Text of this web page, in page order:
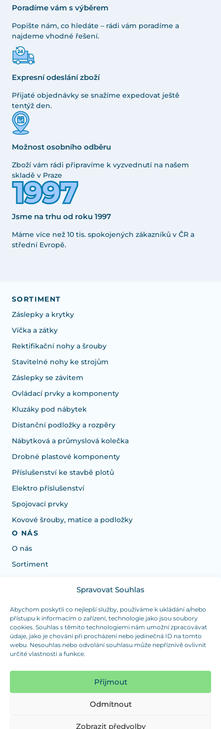
Spravovat Souhlas
Abychom poskytli co nejlepší služby, používáme k ukládání a/nebo
přístupu k informacím o zařízení, technologie jako jsou soubory
cookies. Souhlas s těmito technologiemi nám umožní zpracovávat
údaje, jako je chování při procházení nebo jedinečná ID na tomto
webu. Nesouhlas nebo odvolání souhlasu může nepříznivě ovlivnit
určité vlastnosti a funkce.
Přijmout
Odmítnout
Zobrazit předvolby
Poradíme vám s výběrem
Popište nám, co hledáte – rádi vám poradíme a
najdeme vhodné řešení.
Expresní odeslání zboží
Přijaté objednávky se snažíme expedovat ještě
tentýž den.
Možnost osobního odběru
Zboží vám rádi připravíme k vyzvednutí na našem
skladě v Praze
Jsme na trhu od roku 1997
Máme více než 10 tis. spokojených zákazníků v ČR a
střední Evropě.
SORTIMENT
Záslepky a krytky
Víčka a zátky
Rektifikační nohy a šrouby
Stavitelné nohy ke strojům
Záslepky se závitem
Ovládací prvky a komponenty
Kluzáky pod nábytek
Distanční podložky a rozpěry
Nábytková a průmyslová kolečka
Drobné plastové komponenty
Příslušenství ke stavbě plotů
Elektro příslušenství
Spojovací prvky
Kovové šrouby, matice a podložky
O NÁS
O nás
Sortiment
Potřebujete poradit s výběrem?
Jsme tu pro vás Pondělí-Čtvrtek od: 7:30 - 15:30 hodin
a Pátek od 7:30 - 14:30 hodin
info@dualpraha.cz +420 725 802 767
(platba pouze v hotovosti)
Jsme tu pro vás Pondělí-Čtvrtek od: 7:30 - 15:30 hodin
a Pátek od 7:30 - 14:30 hodin